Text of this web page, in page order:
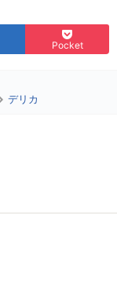
Pocket
デリカ